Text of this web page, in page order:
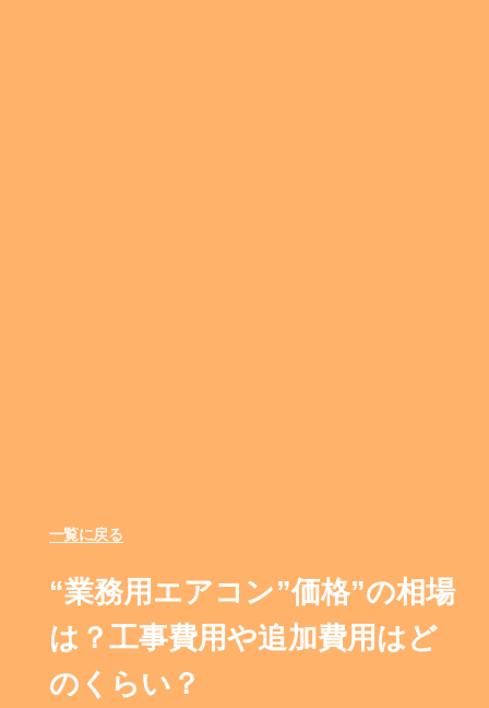
一覧に戻る
“業務用エアコン”価格”の相場
は？工事費用や追加費用はど
のくらい？